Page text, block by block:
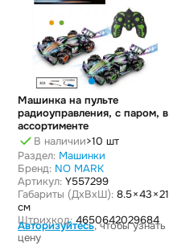
Машинка на пульте
радиоуправления, с паром, в
ассортименте
В наличии>10 шт
Раздел: Машинки
Бренд: NO MARK
Артикул: Y557299
Габариты (ДxВxШ): 8.5 × 43 × 21
см
Штрихкод: 4650642029684
Авторизуйтесь, чтобы узнать
цену